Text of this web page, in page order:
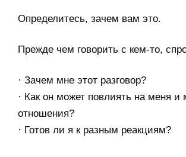
Определитесь, зачем вам это.
Прежде чем говорить с кем-то,
· Зачем мне этот разговор?
· Как он может повлиять на меня и
отношения?
· Готов ли я к разным реакциям?